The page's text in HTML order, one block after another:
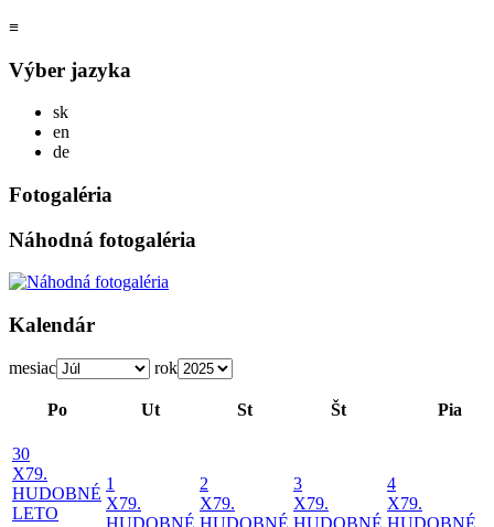
≡
Výber jazyka
skSlovensky
en
deDeutsch
Fotogaléria
Náhodná fotogaléria
Kalendár
mesiac rok
Po Ut St Št Pia
30
X79.
HUDOBNÉ
LETO
1
X79.
HUDOBNÉ
2
X79.
HUDOBNÉ
3
X79.
HUDOBNÉ
4
X79.
HUDOBNÉ